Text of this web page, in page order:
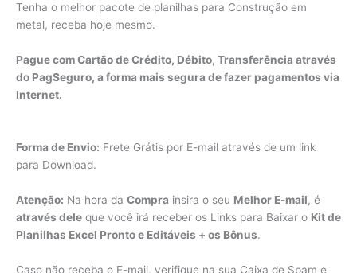
Tenha o melhor pacote de planilhas para Construção em
metal, receba hoje mesmo.
Pague com Cartão de Crédito, Débito, Transferência através
do PagSeguro, a forma mais segura de fazer pagamentos via
Internet.
Forma de Envio: Frete Grátis por E-mail através de um link
para Download.
Atenção: Na hora da Compra insira o seu Melhor E-mail, é
através dele que você irá receber os Links para Baixar o Kit de
Planilhas Excel Pronto e Editáveis + os Bônus.
Caso não receba o E-mail, verifique na sua Caixa de Spam e